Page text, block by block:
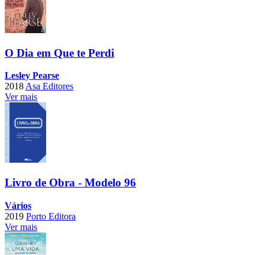
O Dia em Que te Perdi
Lesley Pearse
2018 Asa Editores
Ver mais
Livro de Obra - Modelo 96
Vários
2019 Porto Editora
Ver mais